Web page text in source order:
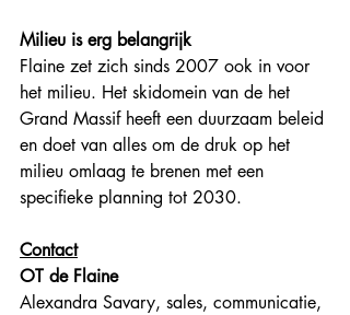
Milieu is erg belangrijk
Flaine zet zich sinds 2007 ook in voor
het milieu. Het skidomein van de het
Grand Massif heeft een duurzaam beleid
en doet van alles om de druk op het
milieu omlaag te brenen met een
specifieke planning tot 2030.
Contact
OT de Flaine
Alexandra Savary, sales, communicatie,